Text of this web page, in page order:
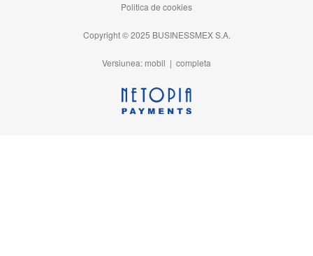
Politica de cookies
Copyright © 2025 BUSINESSMEX S.A.
Versiunea: mobil | completa